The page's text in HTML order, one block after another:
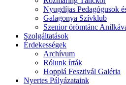
Nyugdíjas Pedagógusok
Galagonya Szívklub
Szenior örömtánc
Szolgáltatások
Érdekességek
Archívum
Rólunk írták
Hopplá Fesztivál Galéria
Nyertes Pályázataink